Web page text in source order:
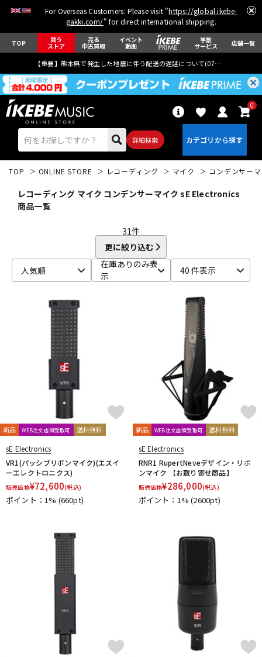
For Overseas Customers: Please visit "https://global.ikebe-
gakki.com/" for direct international shipping.
TOP 買う
ストア
売る
中古買取
イベント
動画
学割
サービス 店舗一覧
【重要】熊本県で発生した地震に伴う配送の遅延について(07月29日
詳細検索
0
ベース ウクレレ
ドラム パーカッション
キーボード 電子ピアノ
管楽器 その他楽器
アンプ エフェクター
DJ機器 DTM
DTM オンライン納品
配信/ライブ機器 楽器アクセサリ
ヴィンテージ
TOP ONLINE STORE レコーディング マイク コンデンサー
レコーディング マイク コンデンサーマイク sE Electronics
商品一覧
31件
更に絞り込む
人気順
在庫ありのみ表
示
40 件表示
新品 WEB注文店頭受取可 送料無料
sE Electronics
VR1(パッシブリボンマイク)(エスイ
ーエレクトロニクス)
販売価格¥72,600(税込)
ポイント：1% (660pt)
新品 WEB注文店頭受取可 送料無料
sE Electronics
RNR1 RupertNeveデザイン・リボ
ンマイク 【お取り寄せ商品】
販売価格¥286,000(税込)
ポイント：1%(2600pt)